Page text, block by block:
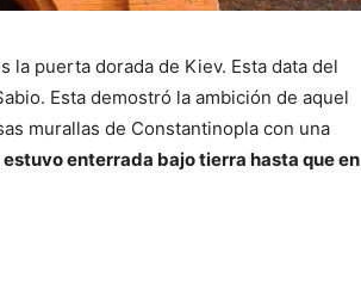
la puerta dorada de Kiev. Esta data del
Esta demostró la ambición de aquel
murallas de Constantinopla con una
enterrada bajo tierra hasta que en